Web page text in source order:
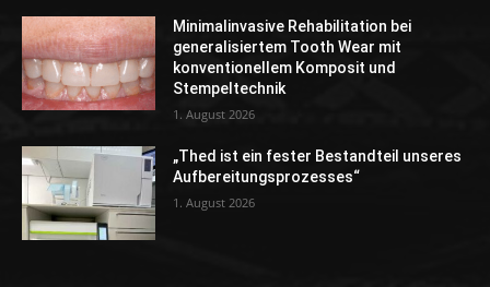
Minimalinvasive Rehabilitation bei
generalisiertem Tooth Wear mit
konventionellem Komposit und
Stempeltechnik
1. August 2026
„Thed ist ein fester Bestandteil unseres
Aufbereitungsprozesses“
1. August 2026